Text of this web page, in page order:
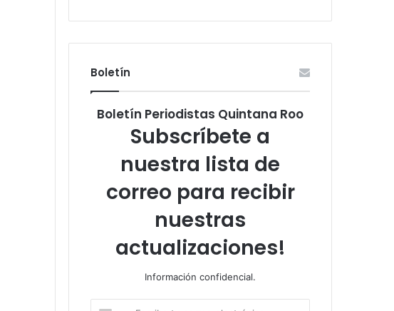
Boletín
Boletín Periodistas Quintana Roo
Subscríbete a
nuestra lista de
correo para recibir
nuestras
actualizaciones!
Información confidencial.